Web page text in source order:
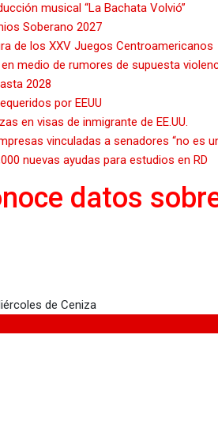
musical “La Bachata Volvió”
Soberano 2027
de los XXV Juegos Centroamericanos
medio de rumores de supuesta
2028
por EEUU
en visas de inmigrante de EE.UU.
vinculadas a senadores “no es
nuevas ayudas para estudios en RD
datos